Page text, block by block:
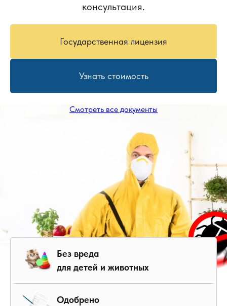
консультация.
Государственная лицензия
Узнать стоимость
Смотреть все документы
Без вреда
для детей и животных
Одобрено